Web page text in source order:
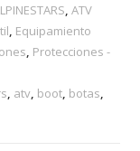
,ATV
, Equipamiento
, Protecciones -
, atv, boot, botas,